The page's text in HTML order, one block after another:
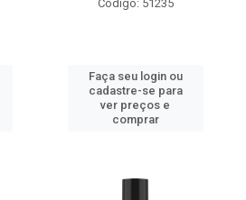
Código: 51235
Faça seu login ou
cadastre-se para
ver preços e
comprar